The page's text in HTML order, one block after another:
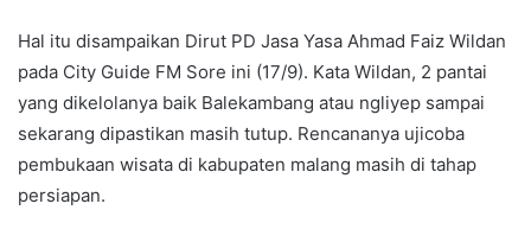
Hal itu disampaikan Dirut PD Jasa Yasa Ahmad Faiz Wildan
pada City Guide FM Sore ini (17/9). Kata Wildan, 2 pantai
yang dikelolanya baik Balekambang atau ngliyep sampai
sekarang dipastikan masih tutup. Rencananya ujicoba
pembukaan wisata di kabupaten malang masih di tahap
persiapan.